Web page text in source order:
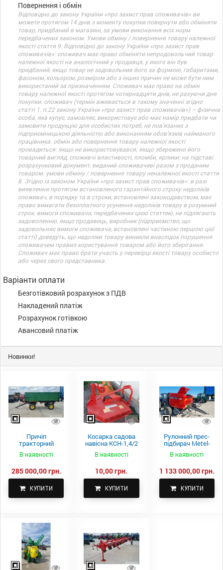
Повернення і обмін
Відповідно до закону України «про захист прав споживачів» ви
можете протягом 14 днів з моменту покупки повернути або обміняти
товар, придбаний в магазині, за умови виконання всіх норм
передбачених законом. Умови обміну / повернення товару належної
якості стаття 9. Відповідно до закону України «про захист прав
споживачів»: споживач має право обміняти непродовольчий товар
належної якості на аналогічний у продавця, у якого він був
придбаний, якщо товар не задовольнив його за формою, габаритами,
фасоном, кольором, розміром або з інших причин не може бути ним
використаний за призначенням. Споживач має право на обмін
товару належної якості протягом чотирнадцяти днів, не рахуючи дня
покупки. споживач (термін вживається в такому значенні згідно
статті 1. п.22 закону України «про захист прав споживачів») – фізична
особа, яка купує, замовляє, використовує або має намір придбати чи
замовити продукцію для особистих потреб, не пов’язаних з
підприємницькою діяльністю або виконанням обов’язків найманого
працівника. обмін або повернення товару належної якості
провадиться: якщо не використовувався; якщо збережено його
товарний вигляд, споживчі властивості, пломби, ярлики; на підставі
розрахунковий документ, виданий споживачеві разом з проданим
товаром. умови обміну / повернення товару неналежної якості стаття
8. Згідно із законом України «про захист прав споживачів»: в разі
виявлення протягом встановленого гарантійного строку недоліків
споживач, в порядку та в строки, встановлені законодавством, має
право вимагати безоплатного усунення недоліків товару в розумний
строк. вимоги споживача, передбачених цією статтею, не підлягають
задоволенню, якщо продавець, виробник (підприємство, що
задовольняє вимоги споживача, встановлені частиною першою цієї
статті) доведуть, що недоліки товару виникли внаслідок порушення
споживачем правил користування товаром або його зберігання.
Споживач має право брати участь у перевірці якості товару особисто
або через свого представника.
Варіанти оплати
Безготівковий розрахунок з ПДВ
Накладений платіж
Розрахунок готівкою
Авансовий платіж
Новинки!
Причіп
тракторний
самоскидний
Spike 2 ПТС-4
В наявності
285 000,00 грн.
КУПИТИ
Косарка садова
навісна КСН-1,4/2
В наявності
10,00 грн.
КУПИТИ
Рулонний прес-
підбирач Metel-
Fach Z 587
В наявності
1 133 000,00 грн.
КУПИТИ